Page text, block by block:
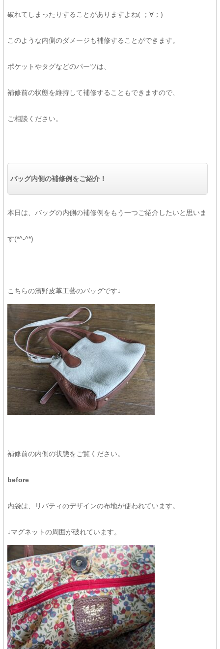
破れてしまったりすることがありますよね( ；∀；)
このような内側のダメージも補修することができます。
ポケットやタグなどのパーツは、
補修前の状態を維持して補修することもできますので、
ご相談ください。
バッグ内側の補修例をご紹介！
本日は、バッグの内側の補修例をもう一つご紹介したいと思いま
す(*^-^*)
こちらの濱野皮革工藝のバッグです↓
補修前の内側の状態をご覧ください。
before
内袋は、リバティのデザインの布地が使われています。
↓マグネットの周囲が破れています。